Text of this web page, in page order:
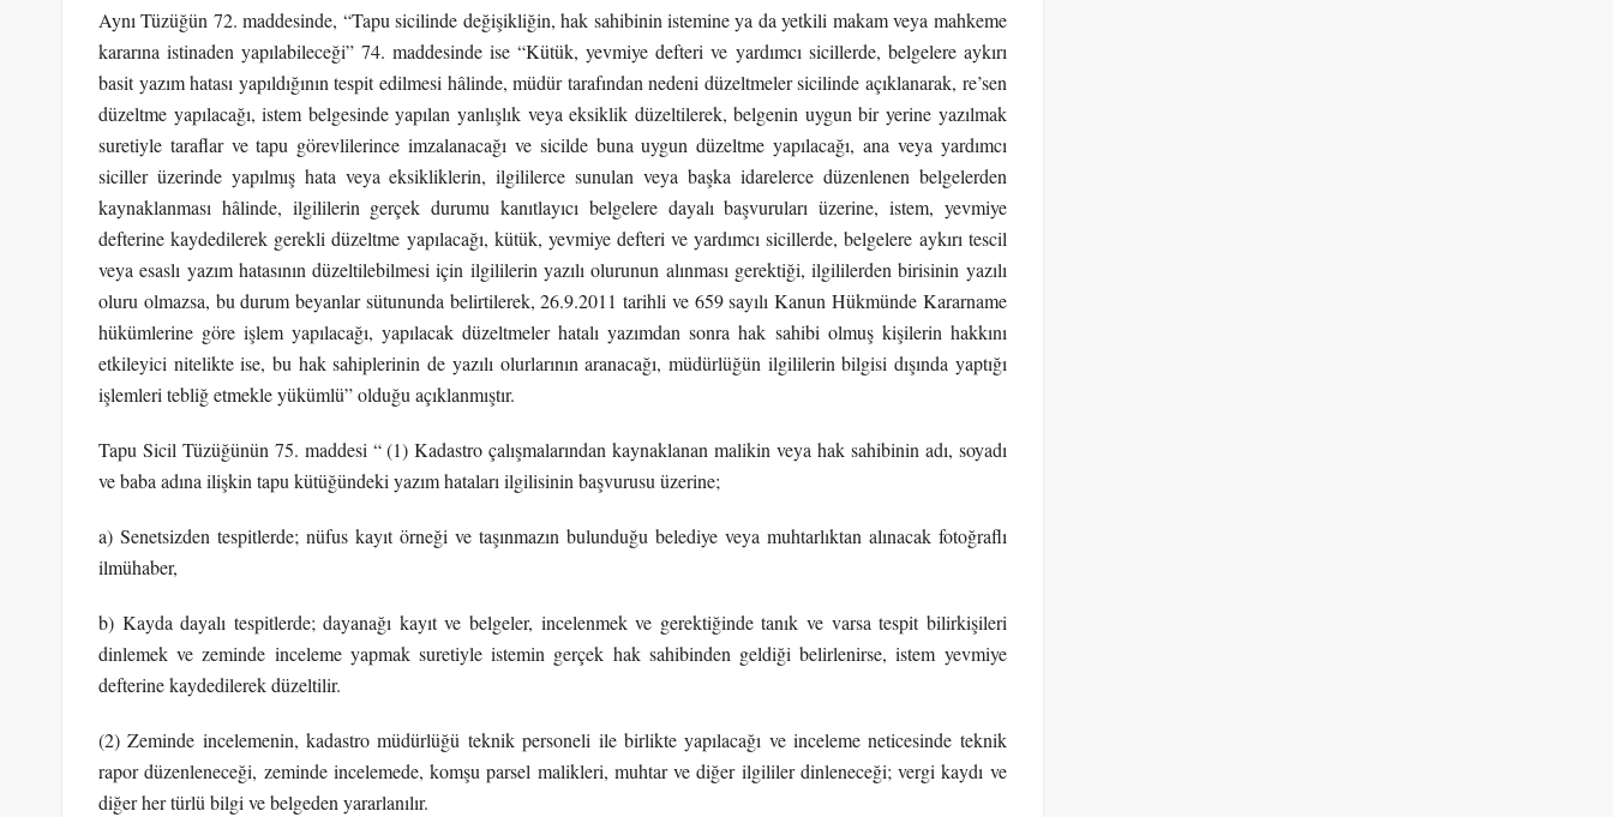
Aynı Tüzüğün 72. maddesinde, “Tapu sicilinde değişikliğin, hak sahibinin istemine ya da yetkili makam veya mahkeme
kararına istinaden yapılabileceği” 74. maddesinde ise “Kütük, yevmiye defteri ve yardımcı sicillerde, belgelere aykırı
basit yazım hatası yapıldığının tespit edilmesi hâlinde, müdür tarafından nedeni düzeltmeler sicilinde açıklanarak, re’sen
düzeltme yapılacağı, istem belgesinde yapılan yanlışlık veya eksiklik düzeltilerek, belgenin uygun bir yerine yazılmak
suretiyle taraflar ve tapu görevlilerince imzalanacağı ve sicilde buna uygun düzeltme yapılacağı, ana veya yardımcı
siciller üzerinde yapılmış hata veya eksikliklerin, ilgililerce sunulan veya başka idarelerce düzenlenen belgelerden
kaynaklanması hâlinde, ilgililerin gerçek durumu kanıtlayıcı belgelere dayalı başvuruları üzerine, istem, yevmiye
defterine kaydedilerek gerekli düzeltme yapılacağı, kütük, yevmiye defteri ve yardımcı sicillerde, belgelere aykırı tescil
veya esaslı yazım hatasının düzeltilebilmesi için ilgililerin yazılı olurunun alınması gerektiği, ilgililerden birisinin yazılı
oluru olmazsa, bu durum beyanlar sütununda belirtilerek, 26.9.2011 tarihli ve 659 sayılı Kanun Hükmünde Kararname
hükümlerine göre işlem yapılacağı, yapılacak düzeltmeler hatalı yazımdan sonra hak sahibi olmuş kişilerin hakkını
etkileyici nitelikte ise, bu hak sahiplerinin de yazılı olurlarının aranacağı, müdürlüğün ilgililerin bilgisi dışında yaptığı
işlemleri tebliğ etmekle yükümlü” olduğu açıklanmıştır.
Tapu Sicil Tüzüğünün 75. maddesi “ (1) Kadastro çalışmalarından kaynaklanan malikin veya hak sahibinin adı, soyadı
ve baba adına ilişkin tapu kütüğündeki yazım hataları ilgilisinin başvurusu üzerine;
a) Senetsizden tespitlerde; nüfus kayıt örneği ve taşınmazın bulunduğu belediye veya muhtarlıktan alınacak fotoğraflı
ilmühaber,
b) Kayda dayalı tespitlerde; dayanağı kayıt ve belgeler, incelenmek ve gerektiğinde tanık ve varsa tespit bilirkişileri
dinlemek ve zeminde inceleme yapmak suretiyle istemin gerçek hak sahibinden geldiği belirlenirse, istem yevmiye
defterine kaydedilerek düzeltilir.
(2) Zeminde incelemenin, kadastro müdürlüğü teknik personeli ile birlikte yapılacağı ve inceleme neticesinde teknik
rapor düzenleneceği, zeminde incelemede, komşu parsel malikleri, muhtar ve diğer ilgililer dinleneceği; vergi kaydı ve
diğer her türlü bilgi ve belgeden yararlanılır.